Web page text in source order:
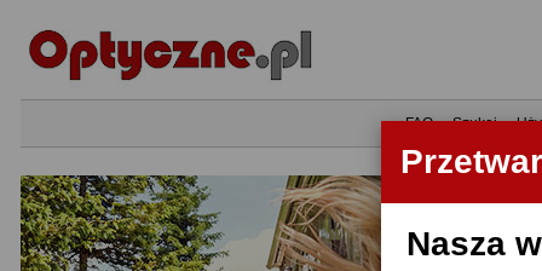
Nasza
•FAQ•Szukaj•